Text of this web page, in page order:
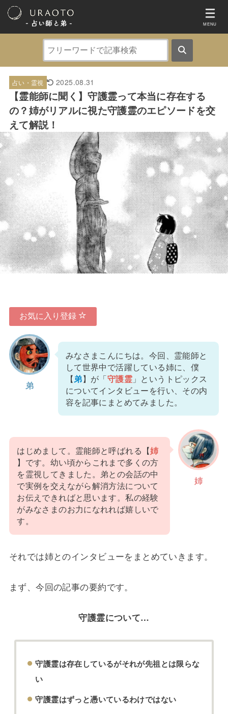
- 占い師と弟 ‐ MENU
占い・霊視 2025.08.31
【霊能師に聞く】守護霊って本当に存在する
の？姉がリアルに視た守護霊のエピソードを交
えて解説！
お気に入り登録
弟
みなさまこんにちは。今回、霊能師と
して世界中で活躍している姉に、僕
【弟】が「守護霊」というトピックス
についてインタビューを行い、その内
容を記事にまとめてみました。
姉
はじめまして。霊能師と呼ばれる【姉
】です。幼い頃からこれまで多くの方
を霊視してきました。弟との会話の中
で実例を交えながら解消方法について
お伝えできればと思います。私の経験
がみなさまのお力になれれば嬉しいで
す。
それでは姉とのインタビューをまとめていきます。
まず、今回の記事の要約です。
守護霊について…
守護霊は存在しているがそれが先祖とは限らな
い
守護霊はずっと憑いているわけではない